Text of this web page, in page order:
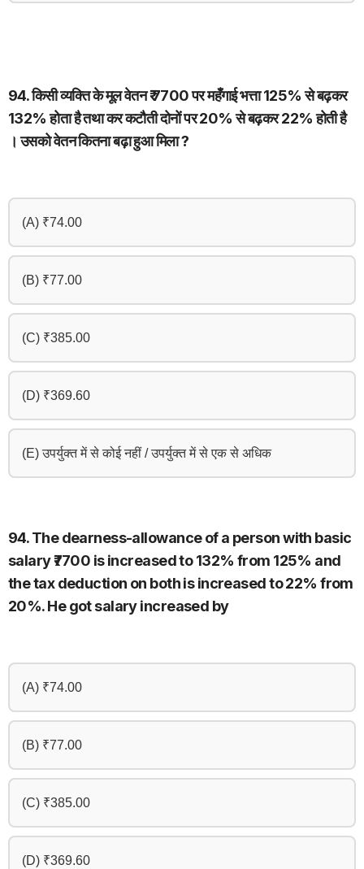
94. किसी व्यक्ति के मूल वेतन ₹ 7700 पर महँगाई भत्ता 125% से बढ़कर
132% होता है तथा कर कटौती दोनों पर 20% से बढ़कर 22% होती है
। उसको वेतन कितना बढ़ा हुआ मिला ?
(A) ₹74.00
(B) ₹77.00
(C) ₹385.00
(D) ₹369.60
(E) उपर्युक्त में से कोई नहीं / उपर्युक्त में से एक से अधिक
94. The dearness-allowance of a person with basic
salary ₹7700 is increased to 132% from 125% and
the tax deduction on both is increased to 22% from
20%. He got salary increased by
(A) ₹74.00
(B) ₹77.00
(C) ₹385.00
(D) ₹369.60